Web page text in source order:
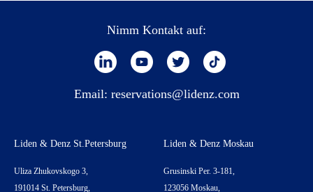
Nimm Kontakt auf:
Email: reservations@lidenz.com
Liden & Denz St.Petersburg
Uliza Zhukovskogo 3,
191014 St. Petersburg,
Liden & Denz Moskau
Grusinski Per. 3-181,
123056 Moskau,